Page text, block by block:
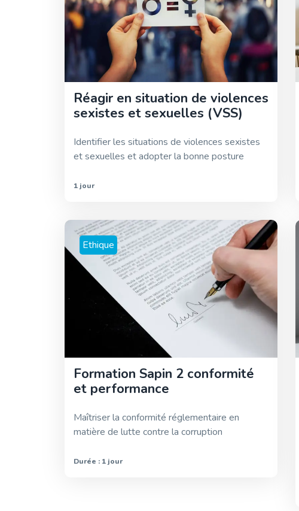
Réagir en situation de violences
sexistes et sexuelles (VSS)
Identifier les situations de violences sexistes
et sexuelles et adopter la bonne posture
1 jour
Ethique
Formation Sapin 2 conformité
et performance
Maîtriser la conformité réglementaire en
matière de lutte contre la corruption
Durée : 1 jour